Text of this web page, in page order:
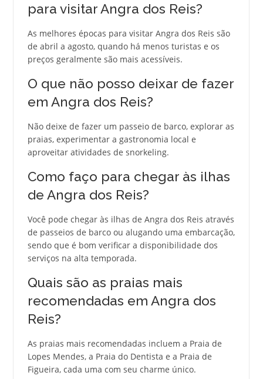
para visitar Angra dos Reis?
As melhores épocas para visitar Angra dos Reis são
de abril a agosto, quando há menos turistas e os
preços geralmente são mais acessíveis.
O que não posso deixar de fazer
em Angra dos Reis?
Não deixe de fazer um passeio de barco, explorar as
praias, experimentar a gastronomia local e
aproveitar atividades de snorkeling.
Como faço para chegar às ilhas
de Angra dos Reis?
Você pode chegar às ilhas de Angra dos Reis através
de passeios de barco ou alugando uma embarcação,
sendo que é bom verificar a disponibilidade dos
serviços na alta temporada.
Quais são as praias mais
recomendadas em Angra dos
Reis?
As praias mais recomendadas incluem a Praia de
Lopes Mendes, a Praia do Dentista e a Praia de
Figueira, cada uma com seu charme único.